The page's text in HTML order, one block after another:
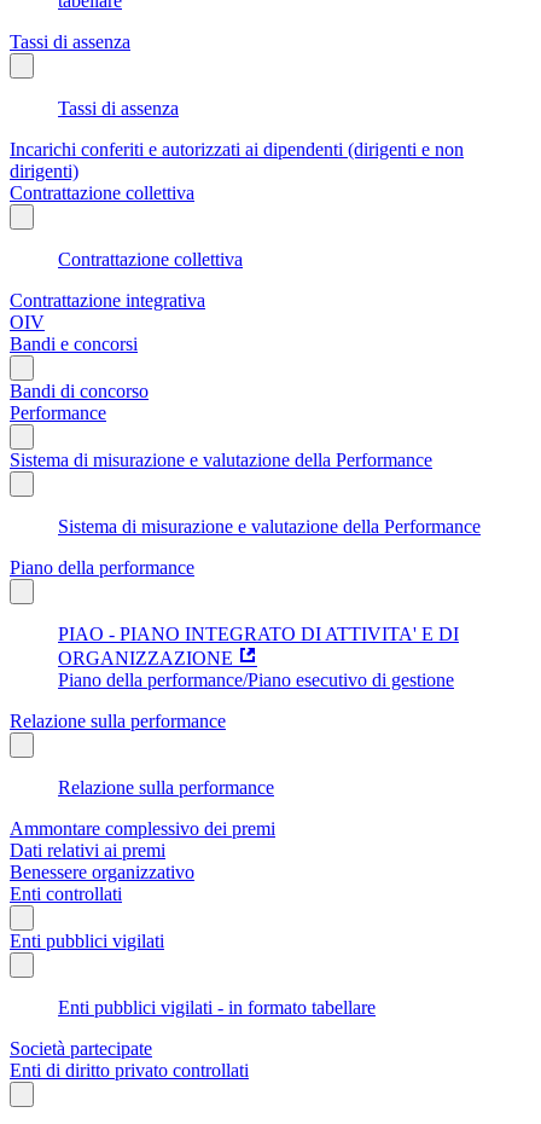
Tassi di assenza
Tassi di assenza
Incarichi conferiti e autorizzati ai dipendenti (dirigenti e non
dirigenti)
Contrattazione collettiva
Contrattazione collettiva
Contrattazione integrativa
OIV
Bandi e concorsi
Bandi di concorso
Performance
Sistema di misurazione e valutazione della Performance
Sistema di misurazione e valutazione della Performance
Piano della performance
PIAO - PIANO INTEGRATO DI ATTIVITA' E DI
ORGANIZZAZIONE
Piano della performance/Piano esecutivo di gestione
Relazione sulla performance
Relazione sulla performance
Ammontare complessivo dei premi
Dati relativi ai premi
Benessere organizzativo
Enti controllati
Enti pubblici vigilati
Enti pubblici vigilati - in formato tabellare
Società partecipate
Enti di diritto privato controllati